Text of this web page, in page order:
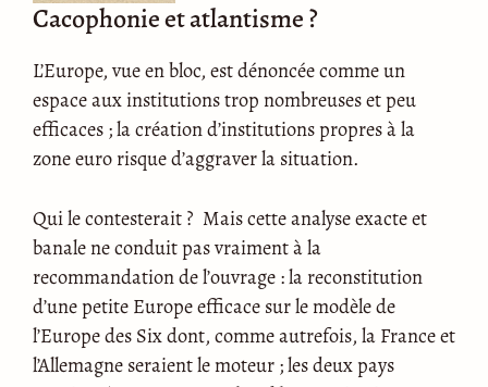
Cacophonie et atlantisme ?
L’Europe, vue en bloc, est dénoncée comme un
espace aux institutions trop nombreuses et peu
efficaces ; la création d’institutions propres à la
zone euro risque d’aggraver la situation.
Qui le contesterait ? Mais cette analyse exacte et
banale ne conduit pas vraiment à la
recommandation de l’ouvrage : la reconstitution
d’une petite Europe efficace sur le modèle de
l’Europe des Six dont, comme autrefois, la France et
l’Allemagne seraient le moteur ; les deux pays